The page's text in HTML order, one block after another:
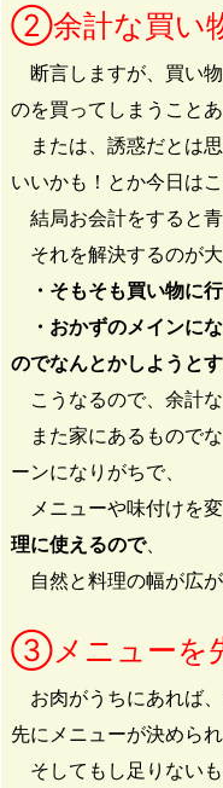
②余計な買い
断言しますが、買い
のを買ってしまうこと
または、誘惑だとは
いいかも！とか今日は
結局お会計をすると
それを解決するのが
・そもそも買い物に
・おかずのメインに
のでなんとかしようとす
こうなるので、余計な
また家にあるもので
ーンになりがちで、
メニューや味付けを変
理に使えるので、
自然と料理の幅が広が
③メニューを
お肉がうちにあれば
先にメニューが決められ
そしてもし足りない